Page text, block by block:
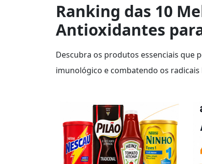
Ranking das 10
Antioxidantes
Descubra os produtos essenciais que
imunológico e combatendo os